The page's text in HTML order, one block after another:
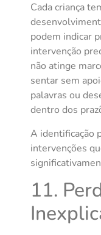
Cada criança
podem indicar
intervenção
não atinge
sentar sem
palavras ou
dentro dos
A identificação
intervenções
11.